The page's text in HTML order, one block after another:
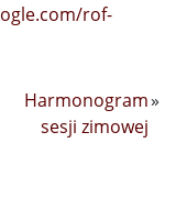
rof-
Harmonogram
sesji zimowej
»